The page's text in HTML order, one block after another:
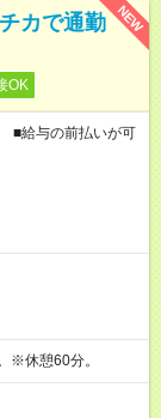
NEW
カで通勤
OK
■給与の前払いが可
※休憩60分。